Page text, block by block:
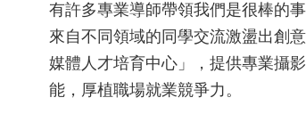
有許多專業導師帶領我們是很棒的
來自不同領域的同學交流激盪出創
媒體人才培育中心」，提供專業攝
能，厚植職場就業競爭力。